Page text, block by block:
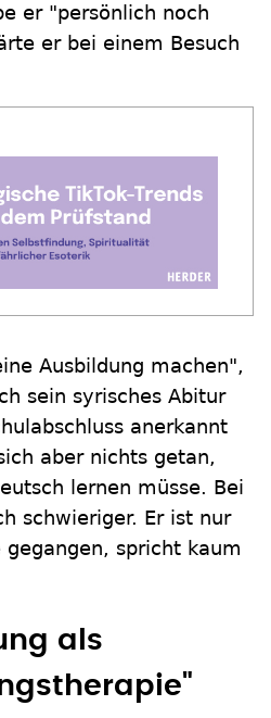
er "persönlich noch
er bei einem Besuch
Ausbildung machen",
sein syrisches Abitur
anerkannt
aber nichts getan,
lernen müsse. Bei
schwieriger. Er ist nur
gegangen, spricht kaum
als